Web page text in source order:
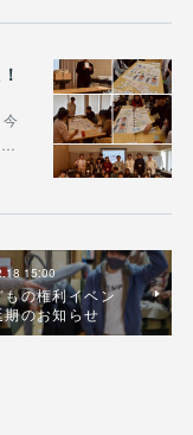
…
15:00
もの権利イベン
期のお知らせ